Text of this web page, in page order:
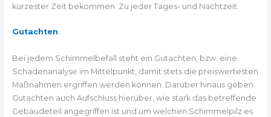
kürzester Zeit bekommen. Zu jeder Tages- und Nachtzeit.
Gutachten
Bei jedem Schimmelbefall steht ein Gutachten, bzw. eine
Schadenanalyse im Mittelpunkt, damit stets die preiswertesten
Maßnahmen ergriffen werden können. Darüber hinaus geben
Gutachten auch Aufschluss hierüber, wie stark das betreffende
Gebäudeteil angegriffen ist und um welchen Schimmelpilz es